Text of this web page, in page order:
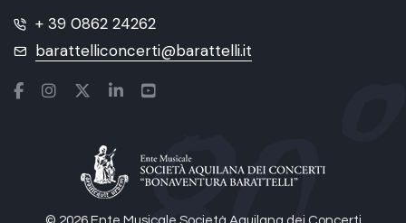
+ 39 0862 24262
barattelliconcerti@barattelli.it